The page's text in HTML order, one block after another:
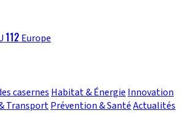
112 Europe
casernes Habitat & Énergie Innovation
TransportPrévention & SantéActualités